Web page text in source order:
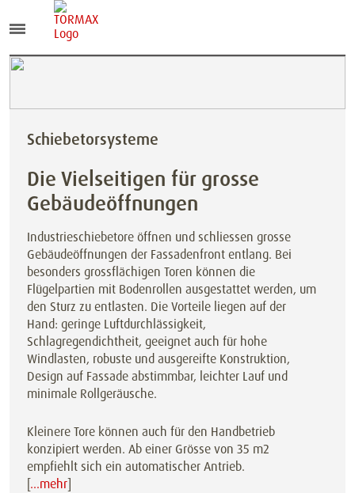
Schiebetorsysteme
Die Vielseitigen für grosse
Gebäudeöffnungen
Industrieschiebetore öffnen und schliessen grosse
Gebäudeöffnungen der Fassadenfront entlang. Bei
besonders grossflächigen Toren können die
Flügelpartien mit Bodenrollen ausgestattet werden, um
den Sturz zu entlasten. Die Vorteile liegen auf der
Hand: geringe Luftdurchlässigkeit,
Schlagregendichtheit, geeignet auch für hohe
Windlasten, robuste und ausgereifte Konstruktion,
Design auf Fassade abstimmbar, leichter Lauf und
minimale Rollgeräusche.
Kleinere Tore können auch für den Handbetrieb
konzipiert werden. Ab einer Grösse von 35 m2
empfiehlt sich ein automatischer Antrieb.
[…mehr]